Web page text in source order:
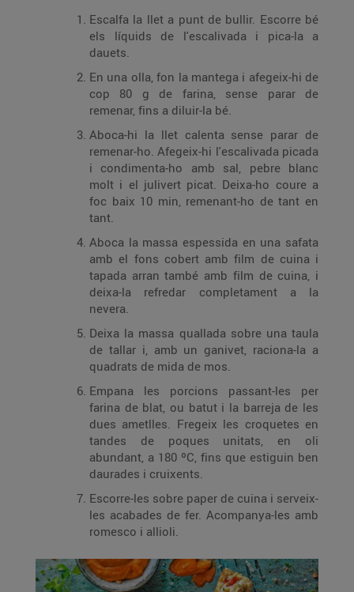
Escalfa la llet a punt de bullir. Escorre bé
els líquids de l'escalivada i pica-la a
dauets.
En una olla, fon la mantega i afegeix-hi de
cop 80 g de farina, sense parar de
remenar, fins a diluir-la bé.
Aboca-hi la llet calenta sense parar de
remenar-ho. Afegeix-hi l'escalivada picada
i condimenta-ho amb sal, pebre blanc
molt i el julivert picat. Deixa-ho coure a
foc baix 10 min, remenant-ho de tant en
tant.
Aboca la massa espessida en una safata
amb el fons cobert amb film de cuina i
tapada arran també amb film de cuina, i
deixa-la refredar completament a la
nevera.
Deixa la massa quallada sobre una taula
de tallar i, amb un ganivet, raciona-la a
quadrats de mida de mos.
Empana les porcions passant-les per
farina de blat, ou batut i la barreja de les
dues ametlles. Fregeix les croquetes en
tandes de poques unitats, en oli
abundant, a 180 ºC, fins que estiguin ben
daurades i cruixents.
Escorre-les sobre paper de cuina i serveix-
les acabades de fer. Acompanya-les amb
romesco i allioli.